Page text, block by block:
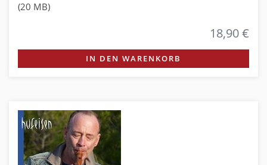
(20 MB)
18,90 €
IN DEN WARENKORB